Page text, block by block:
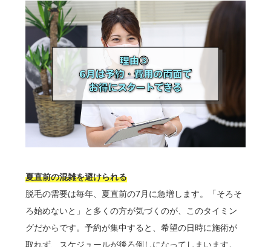
夏直前の混雑を避けられる
脱毛の需要は毎年、夏直前の7月に急増します。「そろそ
ろ始めないと」と多くの方が気づくのが、このタイミン
グだからです。予約が集中すると、希望の日時に施術が
取れず、スケジュールが後ろ倒しになってしまいます。